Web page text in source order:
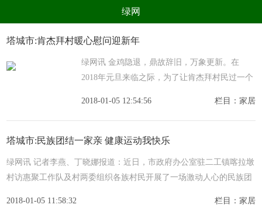
绿网
组织 养生
美食 健康 教育
电器 数码 旅游
家居 新技术 新能源
塔城市:肯杰拜村暖心慰问迎新年
绿网讯 金鸡隐退，鼎故辞旧，万象更新。在
2018年元旦来临之际，为了让肯杰拜村民过一个
市纪委，于年1
2018-01-05 12:54:56 栏目：家居
塔城市:民族团结一家亲 健康运动我快乐
绿网讯 记者李燕、丁晓娜报道：近日，市政府办公室驻二工镇喀拉墩
村访惠聚工作队及村两委组织各族村民开展了一场激动人心的民族团
2018-01-05 11:58:32
栏目：家居